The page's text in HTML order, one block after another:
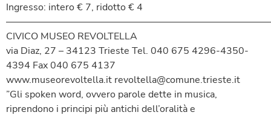
Ingresso: intero € 7, ridotto € 4
CIVICO MUSEO REVOLTELLA
via Diaz, 27 – 34123 Trieste Tel. 040 675 4296-4350-
4394 Fax 040 675 4137
www.museorevoltella.it revoltella@comune.trieste.it
”Gli spoken word, ovvero parole dette in musica,
riprendono i principi più antichi dell’oralità e